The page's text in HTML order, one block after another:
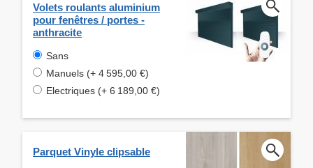
Volets roulants aluminium
pour fenêtres / portes -
anthracite
Sans
Manuels (+ 4 595,00 €)
Electriques (+ 6 189,00 €)
Parquet Vinyle clipsable